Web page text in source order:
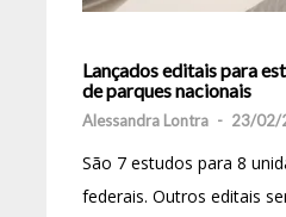
Lançados editais para
de parques nacionais
Alessandra Lontra - 23/02/
São 7 estudos para 8
federais. Outros editais